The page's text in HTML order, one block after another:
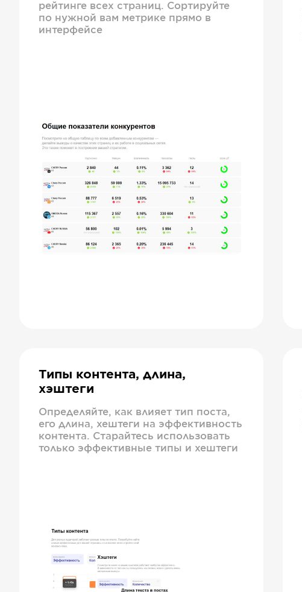
рейтинге всех страниц. Сортируйте
по нужной вам метрике прямо в
интерфейсе
Типы контента, длина,
хэштеги
Определяйте, как влияет тип поста,
его длина, хештеги на эффективность
контента. Старайтесь использовать
только эффективные типы и хештеги